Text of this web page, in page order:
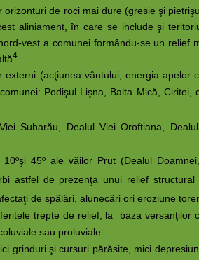
de roci mai dure (gresie şi
aliniament, în care se include şi
vest a comunei formându-se un relief
4
(acţiunea vântului, energia apelor
Podişul Lişna, Balta Mică, Ciritei,
Suharău, Dealul Viei Oroftiana,
45º ale văilor Prut (Dealul
astfel de prezenţa unui relief structural
de spălări, alunecări ori eroziune
trepte de relief, la baza versanţilor
sau proluviale.
şi cursuri părăsite, mici